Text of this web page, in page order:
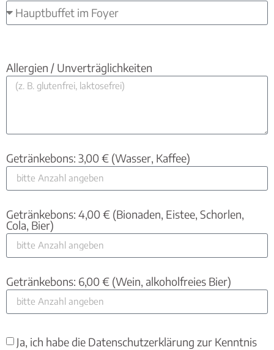
Allergien / Unverträglichkeiten
Getränkebons: 3,00 € (Wasser, Kaffee)
Getränkebons: 4,00 € (Bionaden, Eistee, Schorlen,
Cola, Bier)
Getränkebons: 6,00 € (Wein, alkoholfreies Bier)
Ja, ich habe die Datenschutzerklärung zur Kenntnis